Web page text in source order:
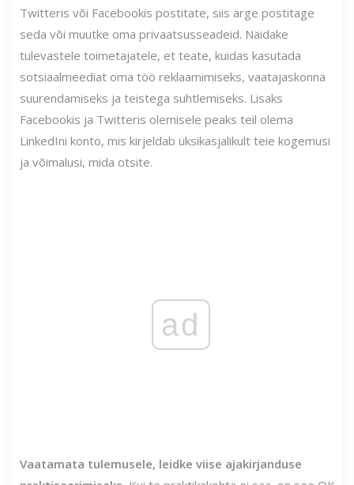
Twitteris või Facebookis postitate, siis ärge postitage
seda või muutke oma privaatsusseadeid. Näidake
tulevastele toimetajatele, et teate, kuidas kasutada
sotsiaalmeediat oma töö reklaamimiseks, vaatajaskonna
suurendamiseks ja teistega suhtlemiseks. Lisaks
Facebookis ja Twitteris olemisele peaks teil olema
LinkedIni konto, mis kirjeldab üksikasjalikult teie kogemusi
ja võimalusi, mida otsite.
ad
Vaatamata tulemusele, leidke viise ajakirjanduse